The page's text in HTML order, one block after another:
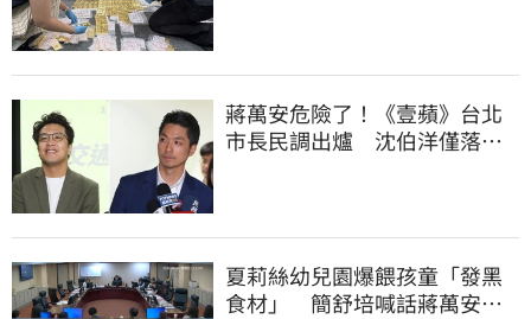
蔣萬安危險了！《壹蘋》台北
市長民調出爐 沈伯洋僅落後
夏莉絲幼兒園爆餵孩童「發黑
食材」 簡舒培喊話蔣萬安：